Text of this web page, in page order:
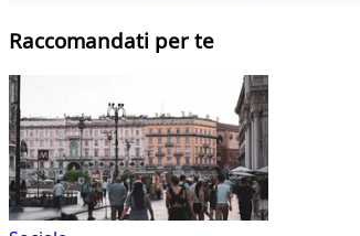
Raccomandati per te